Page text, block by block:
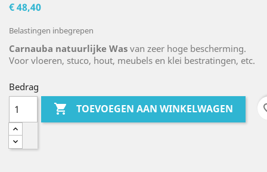
€ 48,40
Belastingen inbegrepen
Carnauba natuurlijke Was van zeer hoge bescherming.
Voor vloeren, stuco, hout, meubels en klei bestratingen, etc.
Bedrag
 TOEVOEGEN AAN WINKELWAGEN